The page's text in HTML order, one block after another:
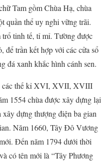
Tam gồm Chùa Hạ, chùa
quần thể uy nghi vững trãi.
tinh tế, tỉ mỉ. Tường được
để trần kết hợp với các cửa sổ
đá xanh khắc hình cánh sen.
các thế kỉ XVI, XVII, XVIII
1554 chùa được xây dựng lại
dựng thượng điện ba gian
Năm 1660, Tây Đô Vương
Đến năm 1794 dưới thời
có tên mới là “Tây Phương